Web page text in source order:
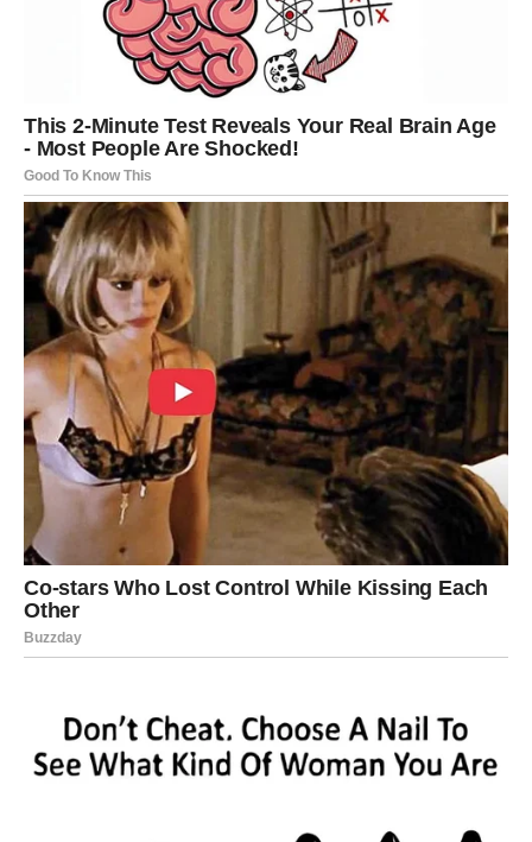
JARAC
Jarčevi su među najvećim finansijskim dobitnicima
narednog perioda. Sve ono što ste gradili sa mnogo
strpljenja i discipline sada počinje da donosi ozbiljne
rezultate.
Moguće je povećanje prihoda, napredovanje ili uspjeh
koji vam omogućava mnogo veću sigurnost nego ranije.
Pred vama je vrijeme nagrada.
VODOLIJA
Vodolije će uskoro dobiti priliku koja može promijeniti tok
njihovih finansija. Iako će u početku zahtijevati hrabrost i
izlazak iz zone komfora, rezultati bi mogli biti izuzetno
pozitivni.
Zvijezde vam savjetuju da ne odbacujete nove ideje i
prijedloge prije nego što ih ozbiljno razmotrite.
RIBE